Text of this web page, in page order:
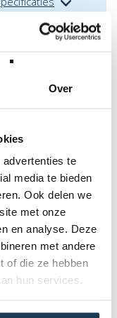
Over
te
media te bieden
Ook delen we
met onze
en analyse. Deze
met andere
of die ze hebben
hun services.